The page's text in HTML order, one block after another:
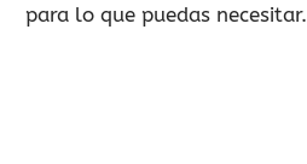
para lo que puedas necesitar.